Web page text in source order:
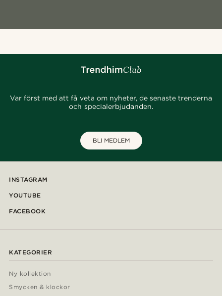
Var först med att få veta om nyheter, de senaste trenderna
och specialerbjudanden.
BLI MEDLEM
INSTAGRAM
YOUTUBE
FACEBOOK
KATEGORIER
Ny kollektion
Smycken & klockor